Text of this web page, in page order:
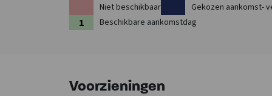
Niet beschikbaar Gekozen aankomst-
Beschikbare aankomstdag
Voorzieningen